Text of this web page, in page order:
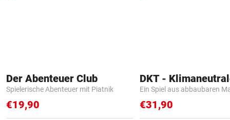
Der Abenteuer Club
Spielerische Abenteuer mit Piatnik
€19,90
Ein Spiel aus abbaubaren
€31,90